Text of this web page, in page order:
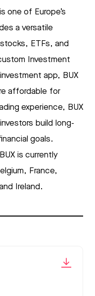
one of Europe’s
a versatile
ETFs, and
Investment
app, BUX
affordable for
experience, BUX
build long-
goals.
is currently
France,
Ireland.